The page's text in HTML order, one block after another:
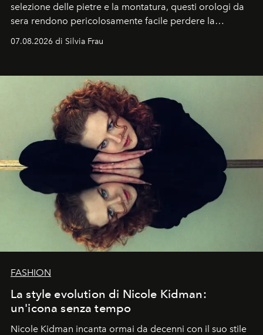
selezione delle pietre e la montatura, questi orologi da
sera rendono pericolosamente facile perdere la
07.08.2026 di Silvia Frau
FASHION
La style evolution di Nicole Kidman:
un'icona senza tempo
Nicole Kidman incanta ormai da decenni con il suo stile